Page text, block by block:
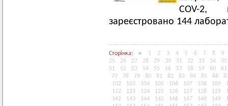
COV-2,
зареєстровано 144
Сторінка: ◄ 1 2 3 4 5 6 7 8
9
25
26 27 28 29 30 31 32 33 34
35
51
52 53 54 55 56 57 58 59 60
61
77
78 79 80 81 82 83 84 85 86
102
103 104 105 106 107 108 109
122
123 124 125 126 127 128 129
142
143 144 145 146 147 148 149